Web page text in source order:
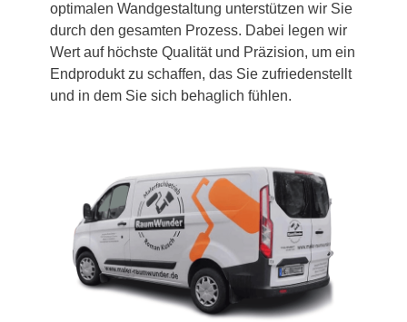
optimalen Wandgestaltung unterstützen wir Sie
durch den gesamten Prozess. Dabei legen wir
Wert auf höchste Qualität und Präzision, um ein
Endprodukt zu schaffen, das Sie zufriedenstellt
und in dem Sie sich behaglich fühlen.